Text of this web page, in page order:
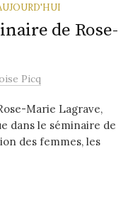
de Rose-
Picq
Marie Lagrave,
dans le séminaire de
des femmes, les